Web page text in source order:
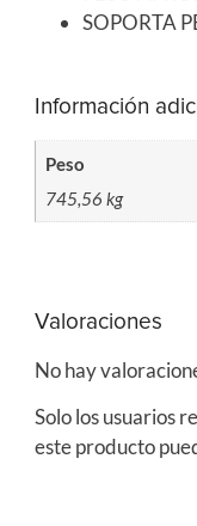
SOPORTA
Información
Peso
745,56 kg
Valoraciones
No hay
Solo los usuarios
este producto